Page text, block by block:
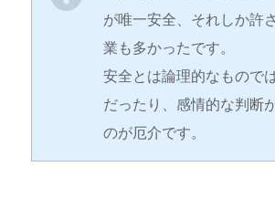
が唯一安全、それしか許
業も多かったです。
安全とは論理的なもので
だったり、感情的な判断
のが厄介です。